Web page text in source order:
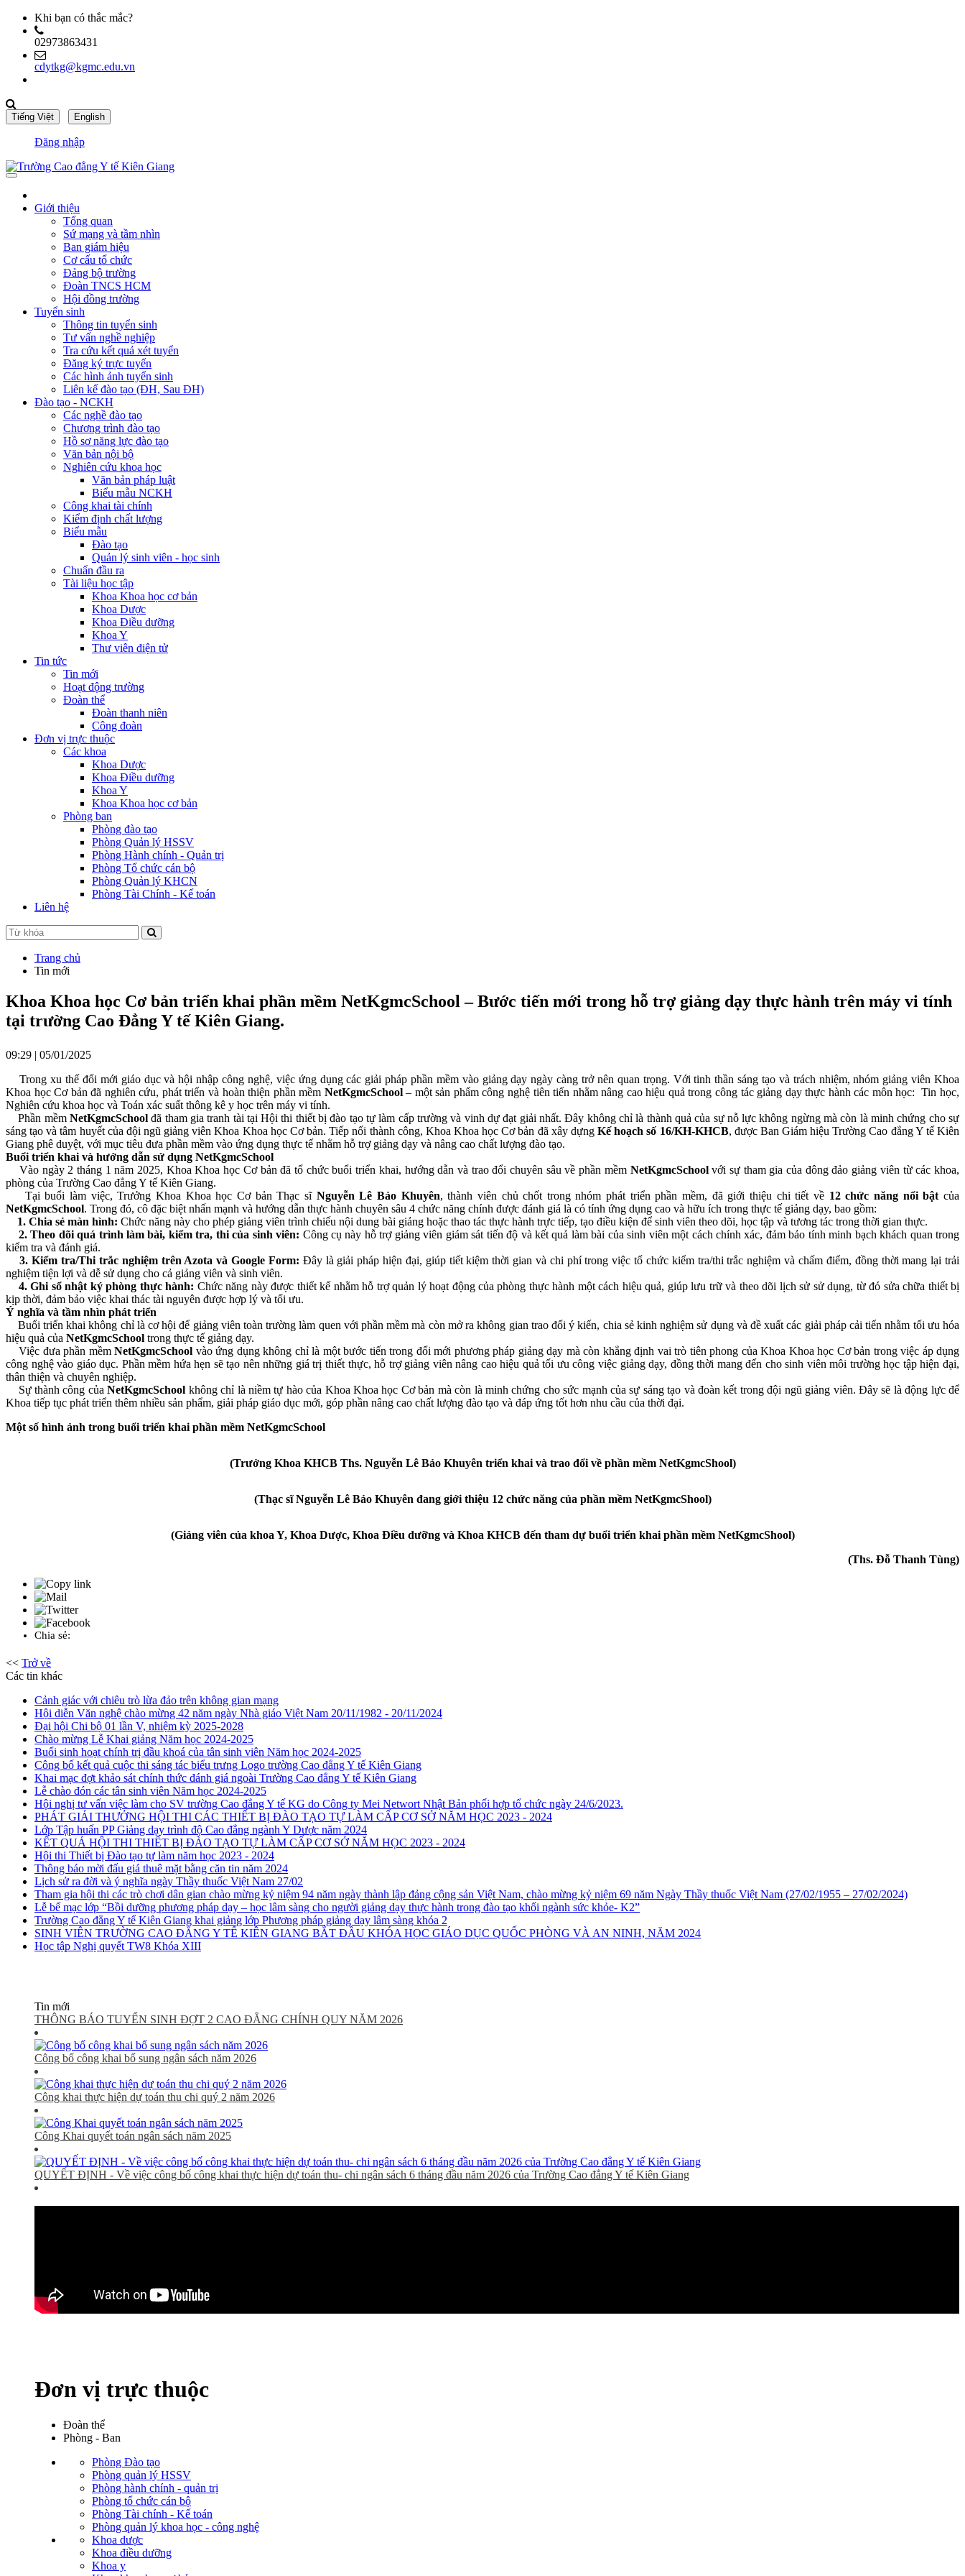
Khi bạn có thắc mắc?
02973863431
cdytkg@kgmc.edu.vn
Đăng nhập
Giới thiệu
Tổng quan
Sứ mạng và tầm nhìn
Ban giám hiệu
Cơ cấu tổ chức
Đảng bộ trường
Đoàn TNCS HCM
Hội đồng trường
Tuyển sinh
Thông tin tuyển sinh
Tư vấn nghề nghiệp
Tra cứu kết quả xét tuyển
Đăng ký trực tuyến
Các hình ảnh tuyển sinh
Liên kế đào tạo (ĐH, Sau ĐH)
Đào tạo - NCKH
Các nghề đào tạo
Chương trình đào tạo
Hồ sơ năng lực đào tạo
Văn bản nội bộ
Nghiên cứu khoa học
Văn bản pháp luật
Biểu mẫu NCKH
Công khai tài chính
Kiểm định chất lượng
Biểu mẫu
Đào tạo
Quản lý sinh viên - học sinh
Chuẩn đầu ra
Tài liệu học tập
Khoa Khoa học cơ bản
Khoa Dược
Khoa Điều dưỡng
Khoa Y
Thư viên điện tử
Tin tức
Tin mới
Hoạt động trường
Đoàn thể
Đoàn thanh niên
Công đoàn
Đơn vị trực thuộc
Các khoa
Khoa Dược
Khoa Điều dưỡng
Khoa Y
Khoa Khoa học cơ bản
Phòng ban
Phòng đào tạo
Phòng Quản lý HSSV
Phòng Hành chính - Quản trị
Phòng Tổ chức cán bộ
Phòng Quản lý KHCN
Phòng Tài Chính - Kế toán
Liên hệ
Trang chủ
Tin mới
Khoa Khoa học Cơ bản triển khai phần mềm NetKgmcSchool – Bước tiến mới trong hỗ trợ giảng dạy thực hành trên máy vi tính
tại trường Cao Đẳng Y tế Kiên Giang.
09:29 | 05/01/2025
Trong xu thế đổi mới giáo dục và hội nhập công nghệ, việc ứng dụng các giải pháp phần mềm vào giảng dạy ngày càng trở nên quan trọng. Với tinh thần sáng tạo và trách nhiệm, nhóm giảng viên Khoa
Khoa học Cơ bản đã nghiên cứu, phát triển và hoàn thiện phần mềm NetKgmcSchool– một sản phẩm công nghệ tiên tiến nhằm nâng cao hiệu quả trong công tác giảng dạy thực hành các môn học: Tin học,
Nghiên cứu khoa học và Toán xác suất thông kê y học trên máy vi tính.
Phần mềm NetKgmcSchoolđã tham gia tranh tài tại Hội thi thiết bị đào tạo tự làm cấp trường và vinh dự đạt giải nhất. Đây không chỉ là thành quả của sự nỗ lực không ngừng mà còn là minh chứng cho sự
sáng tạo và tâm huyết của đội ngũ giảng viên Khoa Khoa học Cơ bản. Tiếp nối thành công, Khoa Khoa học Cơ bản đã xây dựngKế hoạch số 16/KH-KHCB, được Ban Giám hiệu Trường Cao đẳng Y tế Kiên
Giang phê duyệt, với mục tiêu đưa phần mềm vào ứng dụng thực tế nhằm hỗ trợ giảng dạy và nâng cao chất lượng đào tạo.
Buổi triển khai và hướng dẫn sử dụng NetKgmcSchool
Vào ngày 2 tháng 1 năm 2025, Khoa Khoa học Cơ bản đã tổ chức buổi triển khai, hướng dẫn và trao đổi chuyên sâu về phần mềm NetKgmcSchoolvới sự tham gia của đông đảo giảng viên từ các khoa,
phòng của Trường Cao đẳng Y tế Kiên Giang.
Tại buổi làm việc, Trưởng Khoa Khoa học Cơ bản Thạc sĩ Nguyễn Lê Bảo Khuyên, thành viên chủ chốt trong nhóm phát triển phần mềm, đã giới thiệu chi tiết về 12 chức năng nổi bật của
NetKgmcSchool. Trong đó, cô đặc biệt nhấn mạnh và hướng dẫn thực hành chuyên sâu 4 chức năng chính được đánh giá là có tính ứng dụng cao và hữu ích trong thực tế giảng dạy, bao gồm:
1. Chia sẻ màn hình: Chức năng này cho phép giảng viên trình chiếu nội dung bài giảng hoặc thao tác thực hành trực tiếp, tạo điều kiện để sinh viên theo dõi, học tập và tương tác trong thời gian thực.
2. Theo dõi quá trình làm bài, kiểm tra, thi của sinh viên: Công cụ này hỗ trợ giảng viên giám sát tiến độ và kết quả làm bài của sinh viên một cách chính xác, đảm bảo tính minh bạch khách quan trong
kiểm tra và đánh giá.
3. Kiểm tra/Thi trắc nghiệm trên Azota và Google Form: Đây là giải pháp hiện đại, giúp tiết kiệm thời gian và chi phí trong việc tổ chức kiểm tra/thi trắc nghiệm và chấm điểm, đồng thời mang lại trải
nghiệm tiện lợi và dễ sử dụng cho cả giảng viên và sinh viên.
4. Ghi sổ nhật ký phòng thực hành: Chức năng này được thiết kế nhằm hỗ trợ quản lý hoạt động của phòng thực hành một cách hiệu quả, giúp lưu trữ và theo dõi lịch sử sử dụng, từ đó sửa chữa thiết bị
kịp thời, đảm bảo việc khai thác tài nguyên được hợp lý và tối ưu.
Ý nghĩa và tầm nhìn phát triển
Buổi triển khai không chỉ là cơ hội để giảng viên toàn trường làm quen với phần mềm mà còn mở ra không gian trao đổi ý kiến, chia sẻ kinh nghiệm sử dụng và đề xuất các giải pháp cải tiến nhằm tối ưu hóa
hiệu quả của NetKgmcSchool trong thực tế giảng dạy.
Việc đưa phần mềm NetKgmcSchool vào ứng dụng không chỉ là một bước tiến trong đổi mới phương pháp giảng dạy mà còn khẳng định vai trò tiên phong của Khoa Khoa học Cơ bản trong việc áp dụng
công nghệ vào giáo dục. Phần mềm hứa hẹn sẽ tạo nên những giá trị thiết thực, hỗ trợ giảng viên nâng cao hiệu quả tối ưu công việc giảng dạy, đồng thời mang đến cho sinh viên môi trường học tập hiện đại,
thân thiện và chuyên nghiệp.
Sự thành công củaNetKgmcSchool không chỉ là niềm tự hào của Khoa Khoa học Cơ bản mà còn là minh chứng cho sức mạnh của sự sáng tạo và đoàn kết trong đội ngũ giảng viên. Đây sẽ là động lực để
Khoa tiếp tục phát triển thêm nhiều sản phẩm, giải pháp giáo dục mới, góp phần nâng cao chất lượng đào tạo và đáp ứng tốt hơn nhu cầu của thời đại.
Một số hình ảnh trong buổi triển khai phần mềm NetKgmcSchool
(Trưởng Khoa KHCB Ths. Nguyễn Lê Bảo Khuyên triển khai và trao đổi về phần mềm NetKgmcShool)
(Thạc sĩ Nguyễn Lê Bảo Khuyên đang giới thiệu 12 chức năng của phần mềm NetKgmcShool)
(Giảng viên của khoa Y, Khoa Dược, Khoa Điều dưỡng và Khoa KHCB đến tham dự buổi triển khai phần mềm NetKgmcShool)
(Ths. Đỗ Thanh Tùng)
Chia sẻ:
<< Trở về
Các tin khác
Cảnh giác với chiêu trò lừa đảo trên không gian mạng
Hội diễn Văn nghệ chào mừng 42 năm ngày Nhà giáo Việt Nam 20/11/1982 - 20/11/2024
Đại hội Chi bộ 01 lần V, nhiệm kỳ 2025-2028
Chào mừng Lễ Khai giảng Năm học 2024-2025
Buổi sinh hoạt chính trị đầu khoá của tân sinh viên Năm học 2024-2025
Công bố kết quả cuộc thi sáng tác biểu trưng Logo trường Cao đẳng Y tế Kiên Giang
Khai mạc đợt khảo sát chính thức đánh giá ngoài Trường Cao đẳng Y tế Kiên Giang
Lễ chào đón các tân sinh viên Năm học 2024-2025
Hội nghị tư vấn việc làm cho SV trường Cao đẳng Y tế KG do Công ty Mei Networt Nhật Bản phối hợp tổ chức ngày 24/6/2023.
PHÁT GIẢI THƯỞNG HỘI THI CÁC THIẾT BỊ ĐÀO TẠO TỰ LÀM CẤP CƠ SỞ NĂM HỌC 2023 - 2024
Lớp Tập huấn PP Giảng dạy trình độ Cao đẳng ngành Y Dược năm 2024
KẾT QUẢ HỘI THI THIẾT BỊ ĐÀO TẠO TỰ LÀM CẤP CƠ SỞ NĂM HỌC 2023 - 2024
Hội thi Thiết bị Đào tạo tự làm năm học 2023 - 2024
Thông báo mời đấu giá thuê mặt bằng căn tin năm 2024
Lịch sử ra đời và ý nghĩa ngày Thầy thuốc Việt Nam 27/02
Tham gia hội thi các trò chơi dân gian chào mừng kỷ niệm 94 năm ngày thành lập đảng cộng sản Việt Nam, chào mừng kỷ niệm 69 năm Ngày Thầy thuốc Việt Nam (27/02/1955 – 27/02/2024)
Lễ bế mạc lớp “Bồi dưỡng phương pháp dạy – học lâm sàng cho người giảng dạy thực hành trong đào tạo khối ngành sức khỏe- K2”
Trường Cao đẳng Y tế Kiên Giang khai giảng lớp Phương pháp giảng dạy lâm sàng khóa 2
SINH VIÊN TRƯỜNG CAO ĐẲNG Y TẾ KIÊN GIANG BẮT ĐẦU KHÓA HỌC GIÁO DỤC QUỐC PHÒNG VÀ AN NINH, NĂM 2024
Học tập Nghị quyết TW8 Khóa XIII
Tin mới
THÔNG BÁO TUYỂN SINH ĐỢT 2 CAO ĐẲNG CHÍNH QUY NĂM 2026
Công bố công khai bổ sung ngân sách năm 2026
Công khai thực hiện dự toán thu chi quý 2 năm 2026
Công Khai quyết toán ngân sách năm 2025
QUYẾT ĐỊNH - Về việc công bố công khai thực hiện dự toán thu- chi ngân sách 6 tháng đầu năm 2026 của Trường Cao đẳng Y tế Kiên Giang
Đơn vị trực thuộc
Đoàn thể
Phòng - Ban
Phòng Đào tạo
Phòng quản lý HSSV
Phòng hành chính - quản trị
Phòng tổ chức cán bộ
Phòng Tài chính - Kế toán
Phòng quản lý khoa học - công nghệ
Khoa dược
Khoa điều dưỡng
Khoa y